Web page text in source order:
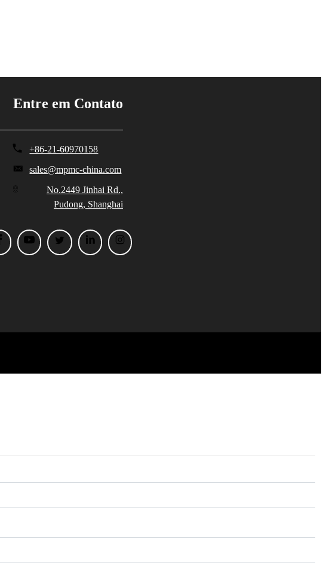
Entre em Contato
+86-21-60970158
sales@mpmc-china.com
No.2449 Jinhai Rd.,
Pudong, Shanghai